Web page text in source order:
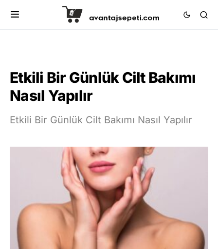
Etkili Bir Günlük Cilt Bakımı
Nasıl Yapılır
Etkili Bir Günlük Cilt Bakımı Nasıl Yapılır